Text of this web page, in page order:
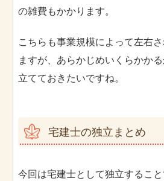
の雑費もかかります。
こちらも事業規模によって左右
ますが、あらかじめいくらかか
立てておきたいですね。
宅建士の独立まとめ
今回は宅建士として独立するこ